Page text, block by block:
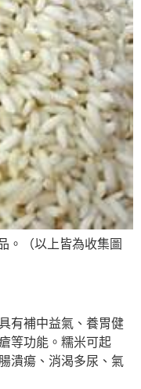
。（以上皆為收集圖
有補中益氣、養胃健
等功能。糯米可起
潰瘍、消渴多尿、氣